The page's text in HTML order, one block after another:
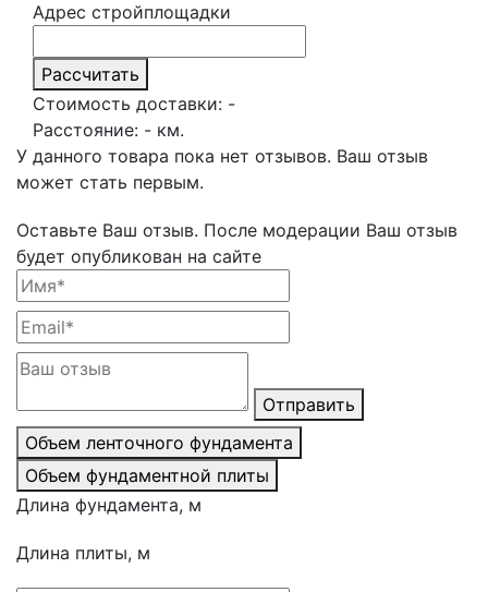
Адрес стройплощадки
Рассчитать
Стоимость доставки: -
Расстояние: - км.
У данного товара пока нет отзывов. Ваш отзыв
может стать первым.
Оставьте Ваш отзыв. После модерации Ваш отзыв
будет опубликован на сайте
Отправить
Объем ленточного фундамента
Объем фундаментной плиты
Длина фундамента, м
Длина плиты, м